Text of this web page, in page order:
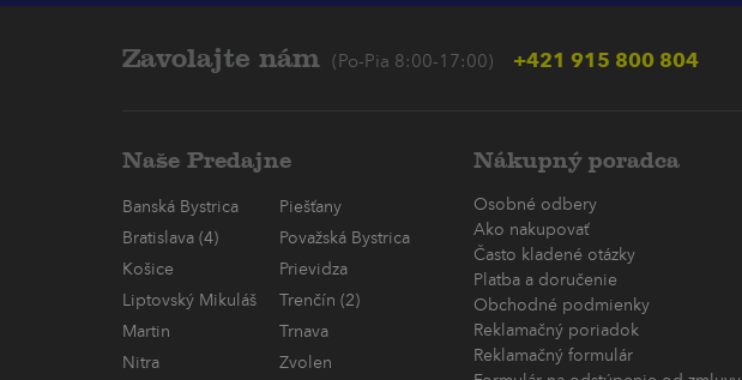
Zavolajte nám (Po-Pia 8:00-17:00) +421 915 800 804
Naše Predajne
Banská Bystrica
Piešťany
Bratislava (4)
Považská Bystrica
Košice
Prievidza
Liptovský Mikuláš
Trenčín (2)
Martin
Trnava
Nitra
Zvolen
Nákupný poradca
Osobné odbery
Ako nakupovať
Často kladené otázky
Platba a doručenie
Obchodné podmienky
Reklamačný poriadok
Reklamačný formulár